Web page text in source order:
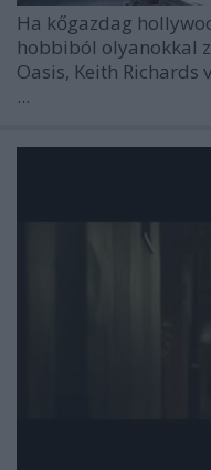
Ha kőgazdag
hobbiból olyanokkal
Oasis, Keith Richards
...